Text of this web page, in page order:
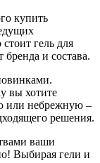
купить
гель для
бренда и состава.
вы хотите
или небрежную –
решения.
ваши
Выбирая гели и